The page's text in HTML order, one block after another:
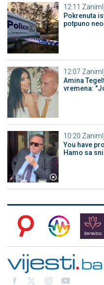
12:11
Pokrenuta
potpuno
12:07
Amina
vremena:
10:20
You have
Hamo sa